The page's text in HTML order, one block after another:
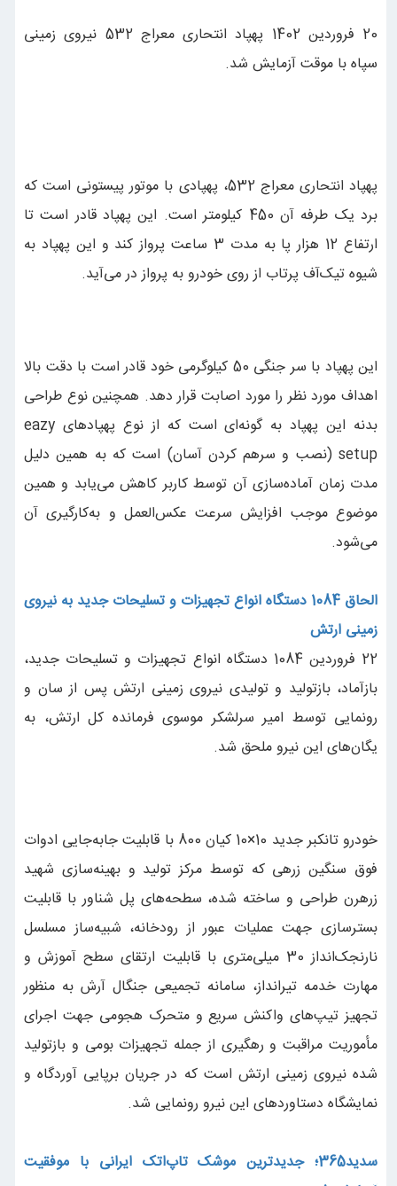
20 فروردین 1402 پهپاد انتحاری معراج 532 نیروی زمینی
سپاه با موقت آزمایش شد.
پهپاد انتحاری معراج 532،‌ پهپادی با موتور پیستونی است که
برد یک طرفه آن 450 کیلومتر است. این پهپاد قادر است تا
ارتفاع 12 هزار پا به مدت 3 ساعت پرواز کند و این پهپاد به
شیوه تیک‌آف پرتاب از روی خودرو به پرواز در می‌آید.
این پهپاد با سر جنگی 50 کیلوگرمی خود قادر است با دقت بالا
اهداف مورد نظر را مورد اصابت قرار دهد. همچنین نوع طراحی
بدنه این پهپاد به گونه‌ای است که از نوع پهپادهای eazy
setup (نصب و سرهم کردن آسان) است که به همین دلیل
مدت زمان آماده‌سازی آن توسط کاربر کاهش می‌یابد و همین
موضوع موجب افزایش سرعت عکس‌العمل و به‌کارگیری آن
می‌‌شود.
الحاق 1084 دستگاه انواع تجهیزات و تسلیحات جدید به نیروی
زمینی ارتش
22 فروردین 1084 دستگاه انواع تجهیزات و تسلیحات جدید،
بازآماد، بازتولید و تولیدی نیروی زمینی ارتش پس از سان و
رونمایی توسط امیر سرلشکر موسوی فرمانده کل ارتش، به
یگان‌های این نیرو ملحق شد.
خودرو تانکبر جدید 10×10 کیان 800 با قابلیت جابه‌جایی ادوات
فوق سنگین زرهی که توسط مرکز تولید و بهینه‌سازی شهید
زرهرن طراحی و ساخته شده، سطحه‌های پل شناور با قابلیت
بسترسازی جهت عملیات عبور از رودخانه، شبیه‌ساز مسلسل
نارنجک‌انداز 30 میلی‌متری با قابلیت ارتقای سطح آموزش و
مهارت خدمه تیرانداز، سامانه تجمیعی جنگال آرش به منظور
تجهیز تیپ‌های واکنش سریع و متحرک هجومی جهت اجرای
مأموریت مراقبت و رهگیری از جمله تجهیزات بومی و بازتولید
شده نیروی زمینی ارتش است که در جریان برپایی آوردگاه و
نمایشگاه دستاوردهای این نیرو رونمایی شد.
سدید365؛ جدیدترین موشک تاپ‌اتک ایرانی با موفقیت